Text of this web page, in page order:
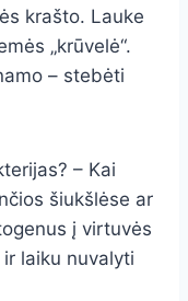
krašto. Lauke
„krūvelė“.
– stebėti
– Kai
šiukšlėse ar
į virtuvės
laiku nuvalyti